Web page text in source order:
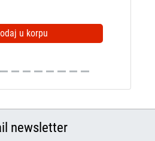
u korpu
newsletter